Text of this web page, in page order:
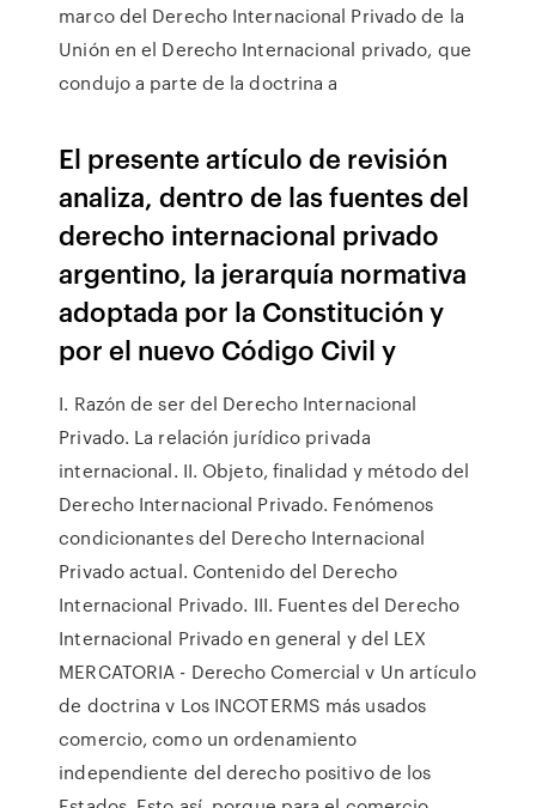
marco del Derecho Internacional Privado de la
Unión en el Derecho Internacional privado, que
condujo a parte de la doctrina a
El presente artículo de revisión
analiza, dentro de las fuentes del
derecho internacional privado
argentino, la jerarquía normativa
adoptada por la Constitución y
por el nuevo Código Civil y
I. Razón de ser del Derecho Internacional
Privado. La relación jurídico privada
internacional. II. Objeto, finalidad y método del
Derecho Internacional Privado. Fenómenos
condicionantes del Derecho Internacional
Privado actual. Contenido del Derecho
Internacional Privado. III. Fuentes del Derecho
Internacional Privado en general y del LEX
MERCATORIA - Derecho Comercial v Un artículo
de doctrina v Los INCOTERMS más usados
comercio, como un ordenamiento
independiente del derecho positivo de los